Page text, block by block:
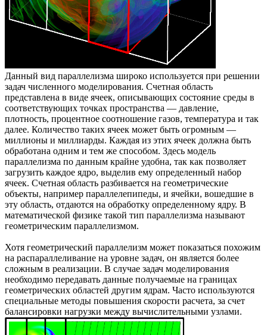
Данный вид параллелизма широко используется при решении
задач численного моделирования. Счетная область
представлена в виде ячеек, описывающих состояние среды в
соответствующих точках пространства — давление,
плотность, процентное соотношение газов, температура и так
далее. Количество таких ячеек может быть огромным —
миллионы и миллиарды. Каждая из этих ячеек должна быть
обработана одним и тем же способом. Здесь модель
параллелизма по данным крайне удобна, так как позволяет
загрузить каждое ядро, выделив ему определенный набор
ячеек. Счетная область разбивается на геометрические
объекты, например параллелепипеды, и ячейки, вошедшие в
эту область, отдаются на обработку определенному ядру. В
математической физике такой тип параллелизма называют
геометрическим параллелизмом.
Хотя геометрический параллелизм может показаться похожим
на распараллеливание на уровне задач, он является более
сложным в реализации. В случае задач моделирования
необходимо передавать данные получаемые на границах
геометрических областей другим ядрам. Часто используются
специальные методы повышения скорости расчета, за счет
балансировки нагрузки между вычислительными узлами.